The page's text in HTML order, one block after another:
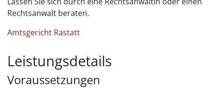
Rechtsanwalt beraten.
Amtsgericht Rastatt
Leistungsdetails
Voraussetzungen